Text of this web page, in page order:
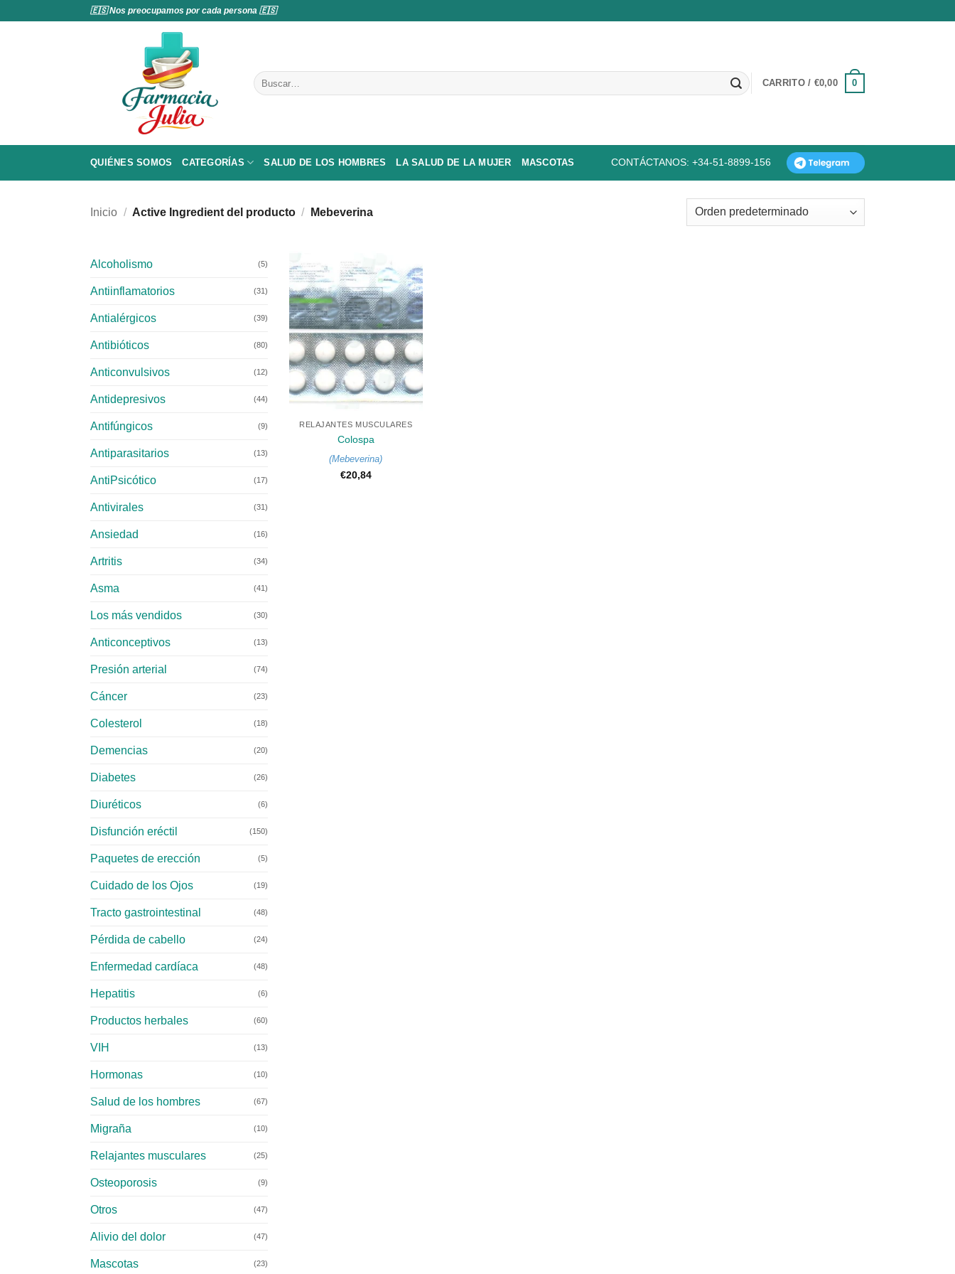
🇪🇸 Nos preocupamos por cada persona 🇪🇸
Buscar
por:
CARRITO / €0,00 0
QUIÉNES SOMOS CATEGORÍAS SALUD DE LOS HOMBRES LA SALUD DE LA MUJER MASCOTAS CONTÁCTANOS: +34-51-8899-156
Inicio / Active Ingredient del producto / Mebeverina
Alcoholismo (5)
Antiinflamatorios (31)
Antialérgicos (39)
Antibióticos (80)
Anticonvulsivos (12)
Antidepresivos (44)
Antifúngicos (9)
Antiparasitarios (13)
AntiPsicótico (17)
Antivirales (31)
Ansiedad (16)
Artritis (34)
Asma (41)
Los más vendidos (30)
Anticonceptivos (13)
Presión arterial (74)
Cáncer (23)
Colesterol (18)
Demencias (20)
Diabetes (26)
Diuréticos (6)
Disfunción eréctil (150)
Paquetes de erección (5)
Cuidado de los Ojos (19)
Tracto gastrointestinal (48)
Pérdida de cabello (24)
Enfermedad cardíaca (48)
Hepatitis (6)
Productos herbales (60)
VIH (13)
Hormonas (10)
Salud de los hombres (67)
Migraña (10)
Relajantes musculares (25)
Osteoporosis (9)
Otros (47)
Alivio del dolor (47)
Mascotas (23)
+
RELAJANTES MUSCULARES
Colospa
(Mebeverina)
€20,84